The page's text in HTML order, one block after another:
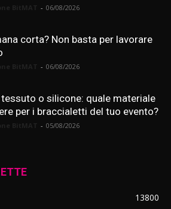
- 06/08/2026
corta? Non basta per lavorare
- 06/08/2026
tessuto o silicone: quale materiale
per i braccialetti del tuo evento?
- 05/08/2026
13800